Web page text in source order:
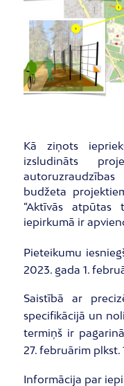
Kā ziņots
izsludināts
budžeta
“Aktīvās atpūtas
iepirkumā ir
Pieteikumu
2023. gada 1.
Saistībā ar
specifikācijā un
termiņš ir
27. februārim plkst.
Informācija par